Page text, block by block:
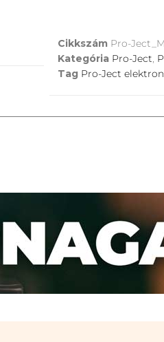
Cikkszám Pro-
Kategória Pro-Ject
Tag Pro-Ject